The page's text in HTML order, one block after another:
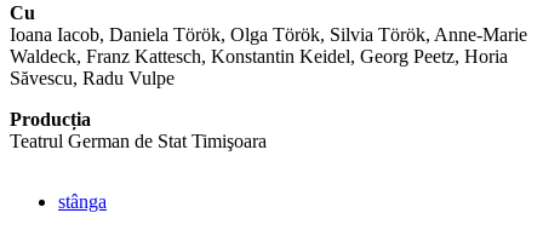
Cu
Ioana Iacob, Daniela Török, Olga Török, Silvia Török, Anne-Marie
Waldeck, Franz Kattesch, Konstantin Keidel, Georg Peetz, Horia
Săvescu, Radu Vulpe
Producția
Teatrul German de Stat Timişoara
stânga